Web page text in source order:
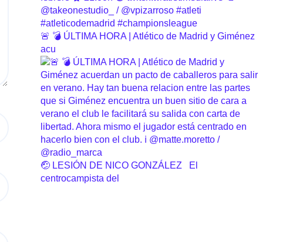
🚨 💣 ÚLTIMA HORA | Atlético de Madrid y Giménez
acu
🤕 LESIÓN DE NICO GONZÁLEZ El
centrocampista del